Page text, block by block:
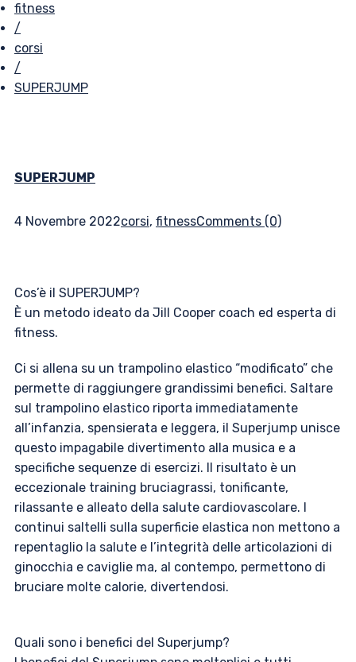
fitness
/
corsi
/
SUPERJUMP
SUPERJUMP
4 Novembre 2022corsi, fitnessComments (0)
Cos’è il SUPERJUMP?
È un metodo ideato da Jill Cooper coach ed esperta di
fitness.
Ci si allena su un trampolino elastico “modificato” che
permette di raggiungere grandissimi benefici. Saltare
sul trampolino elastico riporta immediatamente
all’infanzia, spensierata e leggera, il Superjump unisce
questo impagabile divertimento alla musica e a
specifiche sequenze di esercizi. Il risultato è un
eccezionale training bruciagrassi, tonificante,
rilassante e alleato della salute cardiovascolare. I
continui saltelli sulla superficie elastica non mettono a
repentaglio la salute e l’integrità delle articolazioni di
ginocchia e caviglie ma, al contempo, permettono di
bruciare molte calorie, divertendosi.
Quali sono i benefici del Superjump?